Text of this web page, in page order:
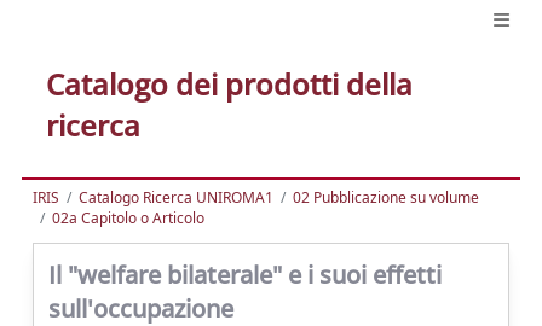
Catalogo dei prodotti della
ricerca
IRIS Catalogo Ricerca UNIROMA1
02 Pubblicazione su volume
02a Capitolo o Articolo
Il "welfare bilaterale" e i suoi effetti
sull'occupazione